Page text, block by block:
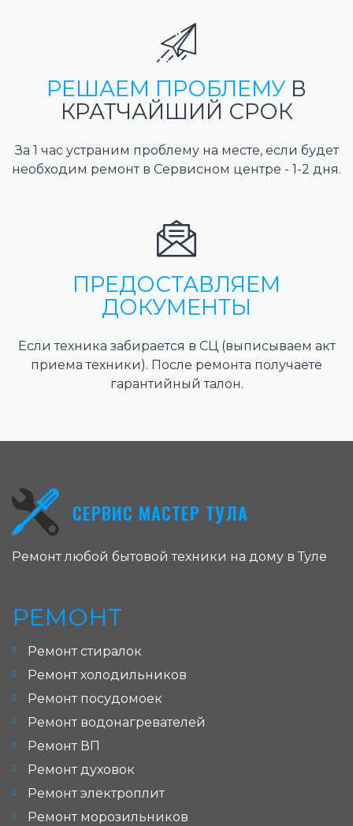
РЕШАЕМ ПРОБЛЕМУ В
КРАТЧАЙШИЙ СРОК
За 1 час устраним проблему на месте, если будет
необходим ремонт в Сервисном центре - 1-2 дня.
ПРЕДОСТАВЛЯЕМ
ДОКУМЕНТЫ
Если техника забирается в СЦ (выписываем акт
приема техники). После ремонта получаете
гарантийный талон.
СЕРВИС МАСТЕР ТУЛА
Ремонт любой бытовой техники на дому в Туле
РЕМОНТ
Ремонт стиралок
Ремонт холодильников
Ремонт посудомоек
Ремонт водонагревателей
Ремонт ВП
Ремонт духовок
Ремонт электроплит
Ремонт морозильников